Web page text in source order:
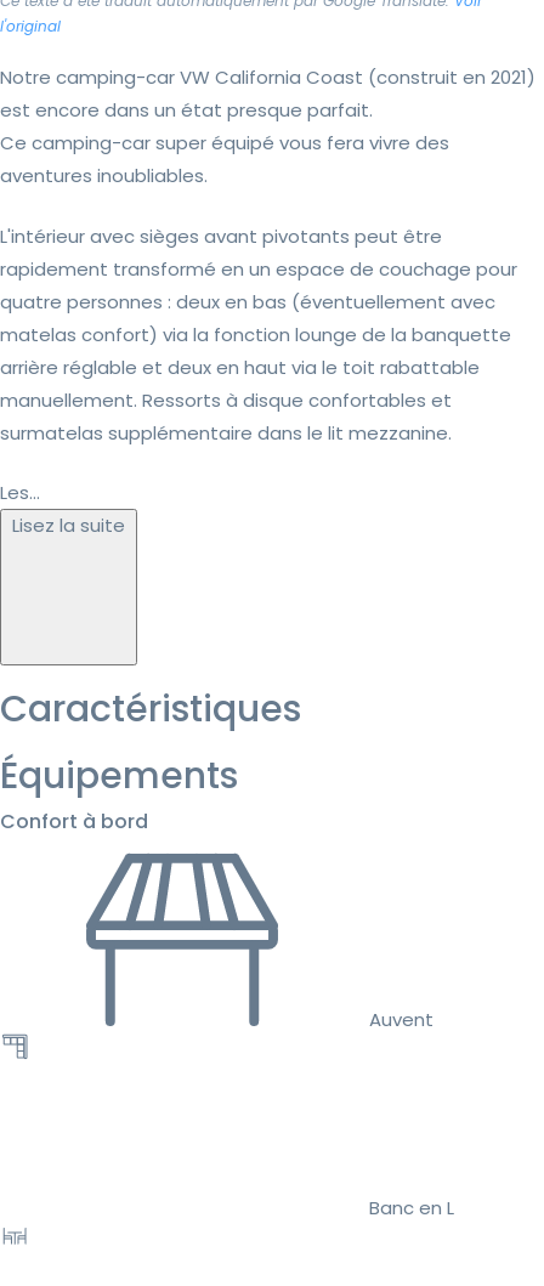
l'original
Notre camping-car VW California Coast (construit en 2021)
est encore dans un état presque parfait.
Ce camping-car super équipé vous fera vivre des
aventures inoubliables.
L'intérieur avec sièges avant pivotants peut être
rapidement transformé en un espace de couchage pour
quatre personnes : deux en bas (éventuellement avec
matelas confort) via la fonction lounge de la banquette
arrière réglable et deux en haut via le toit rabattable
manuellement. Ressorts à disque confortables et
surmatelas supplémentaire dans le lit mezzanine.
Les...
Lisez la suite
Caractéristiques
Équipements
Confort à bord
Auvent
Banc en L